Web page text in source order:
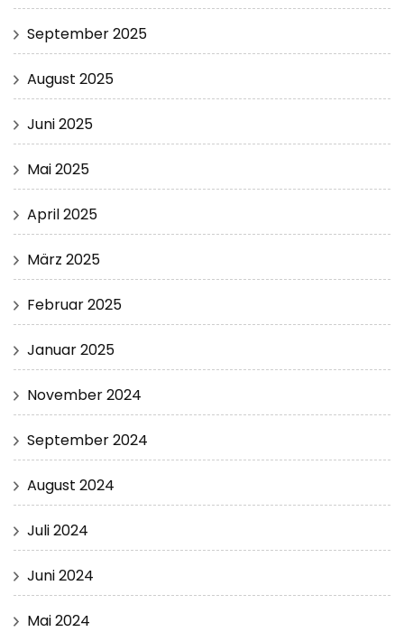
September 2025
August 2025
Juni 2025
Mai 2025
April 2025
März 2025
Februar 2025
Januar 2025
November 2024
September 2024
August 2024
Juli 2024
Juni 2024
Mai 2024